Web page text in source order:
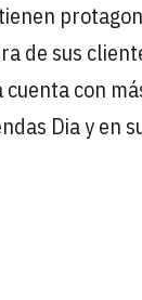
de sus
cuenta con
Dia y en